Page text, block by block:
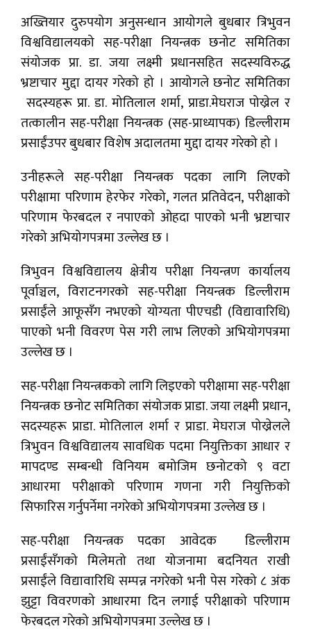
अख्तियार दुरुपयोग अनुसन्धान आयोगले बुधबार त्रिभुवन
विश्वविद्यालयको सह-परीक्षा नियन्त्रक छनोट समितिका
संयोजक प्रा. डा. जया लक्ष्मी प्रधानसहित सदस्यविरुद्ध
भ्रष्टाचार मुद्दा दायर गरेको हो । आयोगले छनोट समितिका
सदस्यहरू प्रा. डा. मोतिलाल शर्मा, प्राडा.मेघराज पोख्रेल र
तत्कालीन सह-परीक्षा नियन्त्रक (सह-प्राध्यापक) डिल्लीराम
प्रसाईंउपर बुधबार विशेष अदालतमा मुद्दा दायर गरेको हो ।
उनीहरूले सह-परीक्षा नियन्त्रक पदका लागि लिएको
परीक्षामा परिणाम हेरफेर गरेको, गलत प्रतिवेदन, परीक्षाको
परिणाम फेरबदल र नपाएको ओहदा पाएको भनी भ्रष्टाचार
गरेको अभियोगपत्रमा उल्लेख छ ।
त्रिभुवन विश्वविद्यालय क्षेत्रीय परीक्षा नियन्त्रण कार्यालय
पूर्वाञ्चल, विराटनगरको सह-परीक्षा नियन्त्रक डिल्लीराम
प्रसाईंले आफूसँग नभएको योग्यता पीएचडी (विद्यावारिधि)
पाएको भनी विवरण पेस गरी लाभ लिएको अभियोगपत्रमा
उल्लेख छ ।
सह-परीक्षा नियन्त्रकको लागि लिइएको परीक्षामा सह-परीक्षा
नियन्त्रक छनोट समितिका संयोजक प्राडा. जया लक्ष्मी प्रधान,
सदस्यहरू प्राडा. मोतिलाल शर्मा र प्राडा. मेघराज पोख्रेलले
त्रिभुवन विश्वविद्यालय सावधिक पदमा नियुक्तिका आधार र
मापदण्ड सम्बन्धी विनियम बमोजिम छनोटको ९ वटा
आधारमा परीक्षाको परिणाम गणना गरी नियुक्तिको
सिफारिस गर्नुपर्नेमा नगरेको अभियोगपत्रमा उल्लेख छ ।
सह-परीक्षा नियन्त्रक पदका आवेदक डिल्लीराम
प्रसाईंसँगको मिलेमतो तथा योजनामा बदनियत राखी
प्रसाईंले विद्यावारिधि सम्पन्न नगरेको भनी पेस गरेको ८ अंक
झुट्टा विवरणको आधारमा दिन लगाई परीक्षाको परिणाम
फेरबदल गरेको अभियोगपत्रमा उल्लेख छ ।